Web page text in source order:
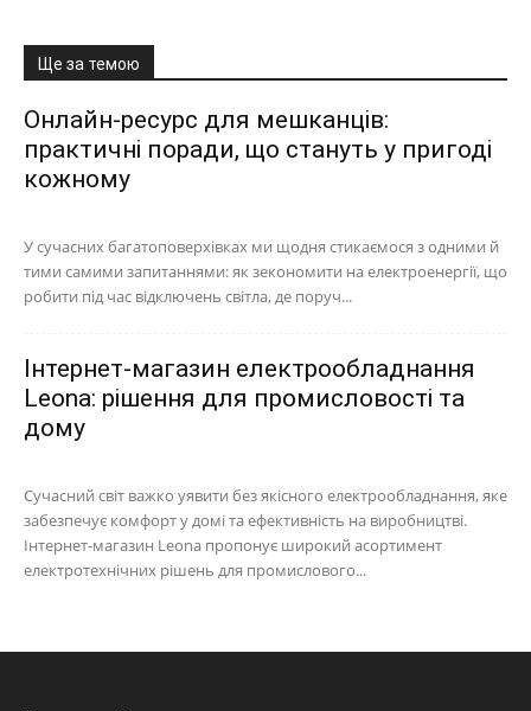
Ще за темою
Онлайн-ресурс для мешканців:
практичні поради, що стануть у пригоді
кожному
У сучасних багатоповерхівках ми щодня стикаємося з одними й
тими самими запитаннями: як зекономити на електроенергії, що
робити під час відключень світла, де поруч...
Інтернет-магазин електрообладнання
Leona: рішення для промисловості та
дому
Сучасний світ важко уявити без якісного електрообладнання, яке
забезпечує комфорт у домі та ефективність на виробництві.
Інтернет-магазин Leona пропонує широкий асортимент
електротехнічних рішень для промислового...